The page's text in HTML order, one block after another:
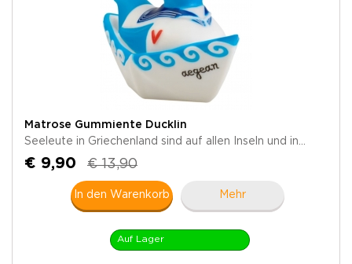
Matrose Gummiente Ducklin
Seeleute in Griechenland sind auf allen Inseln und in...
€ 9,90 € 13,90
In den Warenkorb Mehr
Auf Lager